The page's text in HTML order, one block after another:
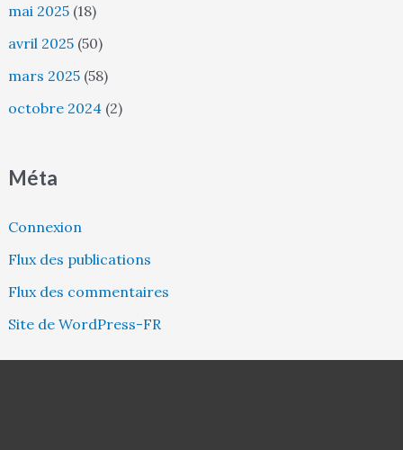
mai 2025(18)
avril 2025(50)
mars 2025(58)
octobre 2024(2)
Méta
Connexion
Flux des publications
Flux des commentaires
Site de WordPress-FR